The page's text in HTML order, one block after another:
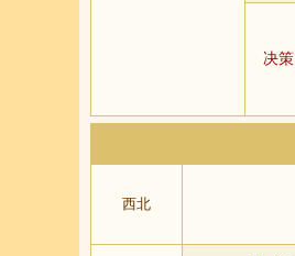
决策
西北